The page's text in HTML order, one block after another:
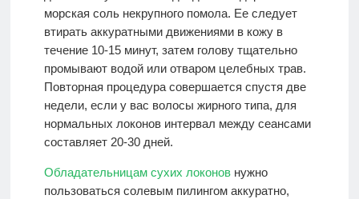
морская соль некрупного помола. Ее следует
втирать аккуратными движениями в кожу в
течение 10-15 минут, затем голову тщательно
промывают водой или отваром целебных трав.
Повторная процедура совершается спустя две
недели, если у вас волосы жирного типа, для
нормальных локонов интервал между сеансами
составляет 20-30 дней.
Обладательницам сухих локоновнужно
пользоваться солевым пилингом аккуратно,